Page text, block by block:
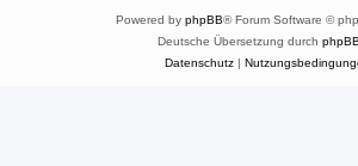
Powered by phpBB® Forum Software ©
Deutsche Übersetzung durch
Datenschutz|